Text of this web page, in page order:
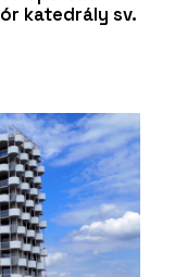
katedrály sv.